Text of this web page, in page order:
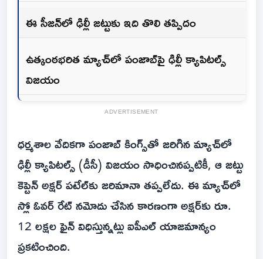
ఈ సీజన్‌లో ఢిల్లీ జట్టుకు ఇది తొలి తప్పిదం
ఉత్కంఠభరిత మ్యాచ్‌లో పంజాబ్‌పై ఢిల్లీ క్యాపిటల్స్
విజయం
ADVERTISEMENT
ధర్మశాల వేదికగా పంజాబ్ కింగ్స్‌తో జరిగిన మ్యాచ్‌లో
ఢిల్లీ క్యాపిటల్స్ (డీసీ) విజయం సాధించినప్పటికీ, ఆ జట్టు
కెప్టెన్ అక్షర్ పటేల్‌కు జరిమానా తప్పలేదు. ఈ మ్యాచ్‌లో
స్లో ఓవర్ రేట్ నమోదు చేసిన కారణంగా అక్షర్‌కు రూ.
12 లక్షల ఫైన్ విధిస్తున్నట్లు ఐపీఎల్ యాజమాన్యం
ప్రకటించింది.